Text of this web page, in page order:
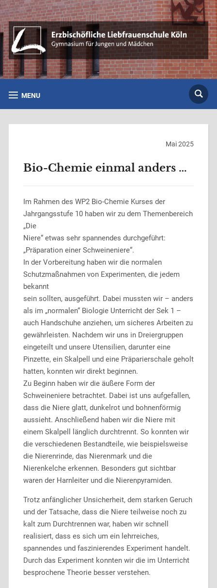
MENU
Mai 2025
Bio-Chemie einmal anders …
Im Rahmen des WP2 Bio-Chemie Kurses der
Jahrgangsstufe 10 haben wir zu dem Themenbereich
„Die
Niere“ etwas sehr spannendes durchgeführt:
„Präparation einer Schweineniere“.
In der Vorbereitung haben wir die normalen
Schutzmaßnahmen von Experimenten, die jedem
bekannt
sein sollten, ausgeführt. Dabei mussten wir – anders
als im „normalen“ Biologie Unterricht der Sek 1 –
auch Handschuhe anziehen, um sicheres Arbeiten zu
gewährleisten. Nachdem wir uns in Dreiergruppen
eingeteilt und unsere Utensilien, darunter eine
Pinzette, ein Skalpell und eine Präparierschale geholt
hatten, konnten wir direkt beginnen.
Zu Beginn haben wir die äußere Form der
Schweineniere betrachtet. Dabei ist uns aufgefallen,
dass die Niere glatt, dunkelrot und bohnenförmig
aussieht. Anschließend haben wir die Niere mit
einem Skalpell länglich durchtrennt. So konnten wir
die verschiedenen Bestandteile, wie beispielsweise
die Nierenrinde, das Nierenmark und die
Nierenkelche erkennen. Besonders gut sichtbar
waren der Harnleiter und die Nierenpyramiden.
Trotz anfänglicher Unsicherheit, dem starken Geruch
und der Tatsache, dass die Niere teilweise noch zu
kalt zum Durchtrennen war, haben wir schnell
realisiert, dass es sich um ein lehrreiches,
spannendes und faszinierendes Experiment handelt.
Durch das Experiment konnten wir die im Unterricht
besprochene Theorie besser verstehen.